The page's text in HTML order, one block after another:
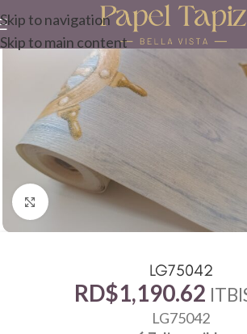
Skip to navigation
Skip to main content
Click to enlarge
LG75042
RD$1,190.62
LG75042